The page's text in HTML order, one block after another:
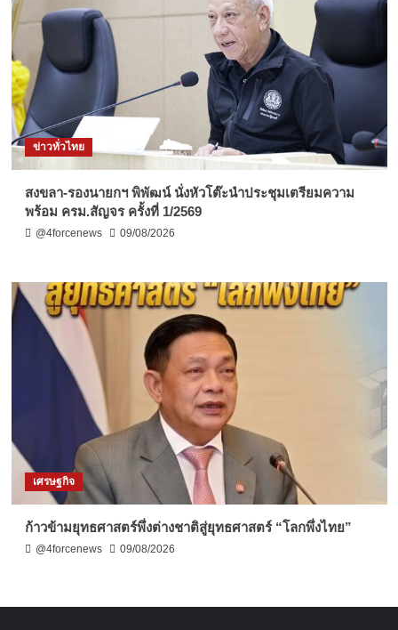
ข่าวทั่วไทย
สงขลา-รองนายกฯ พิพัฒน์ นั่งหัวโต๊ะนำประชุมเตรียมความ
พร้อม ครม.สัญจร ครั้งที่ 1/2569
@4forcenews 09/08/2026
เศรษฐกิจ
ก้าวข้ามยุทธศาสตร์พึ่งต่างชาติสู่ยุทธศาสตร์ “โลกพึ่งไทย”
@4forcenews 09/08/2026